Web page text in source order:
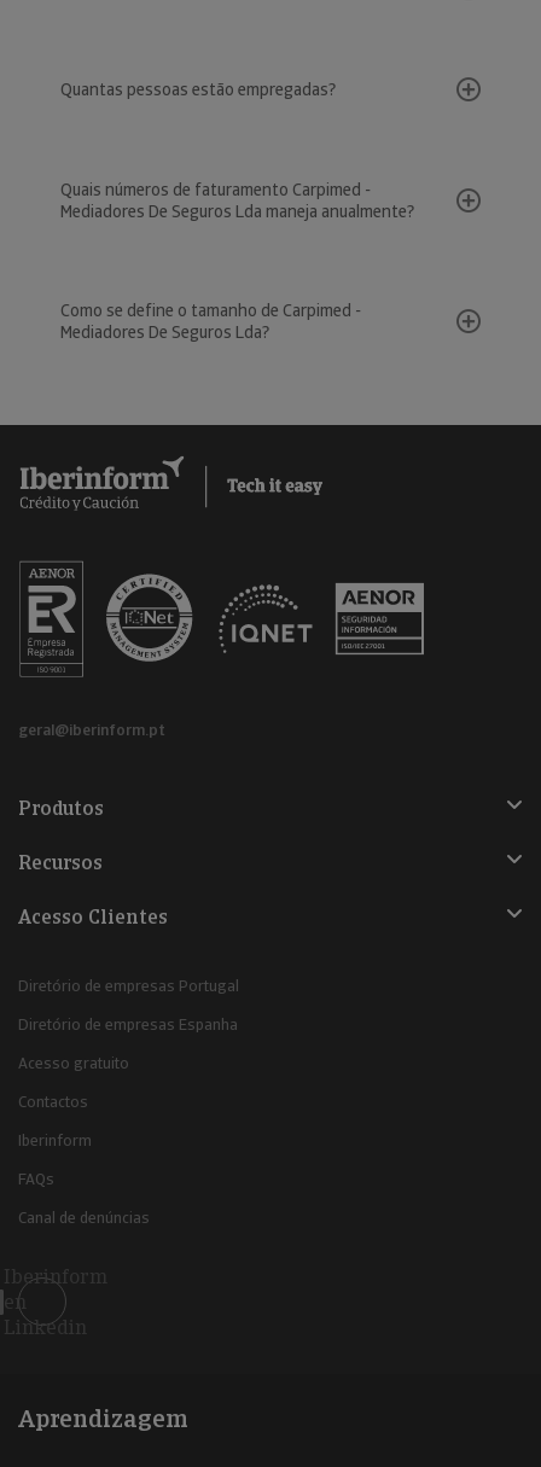
Quantas pessoas estão empregadas?
Quais números de faturamento Carpimed -
Mediadores De Seguros Lda maneja anualmente?
Como se define o tamanho de Carpimed -
Mediadores De Seguros Lda?
geral@iberinform.pt
Produtos
Recursos
Acesso Clientes
Diretório de empresas Portugal
Diretório de empresas Espanha
Acesso gratuito
Contactos
Iberinform
FAQs
Canal de denúncias
Iberinform
en
Linkedin
Aprendizagem